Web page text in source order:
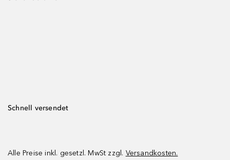
Schnell versendet
Alle Preise inkl. gesetzl. MwSt zzgl. Versandkosten.